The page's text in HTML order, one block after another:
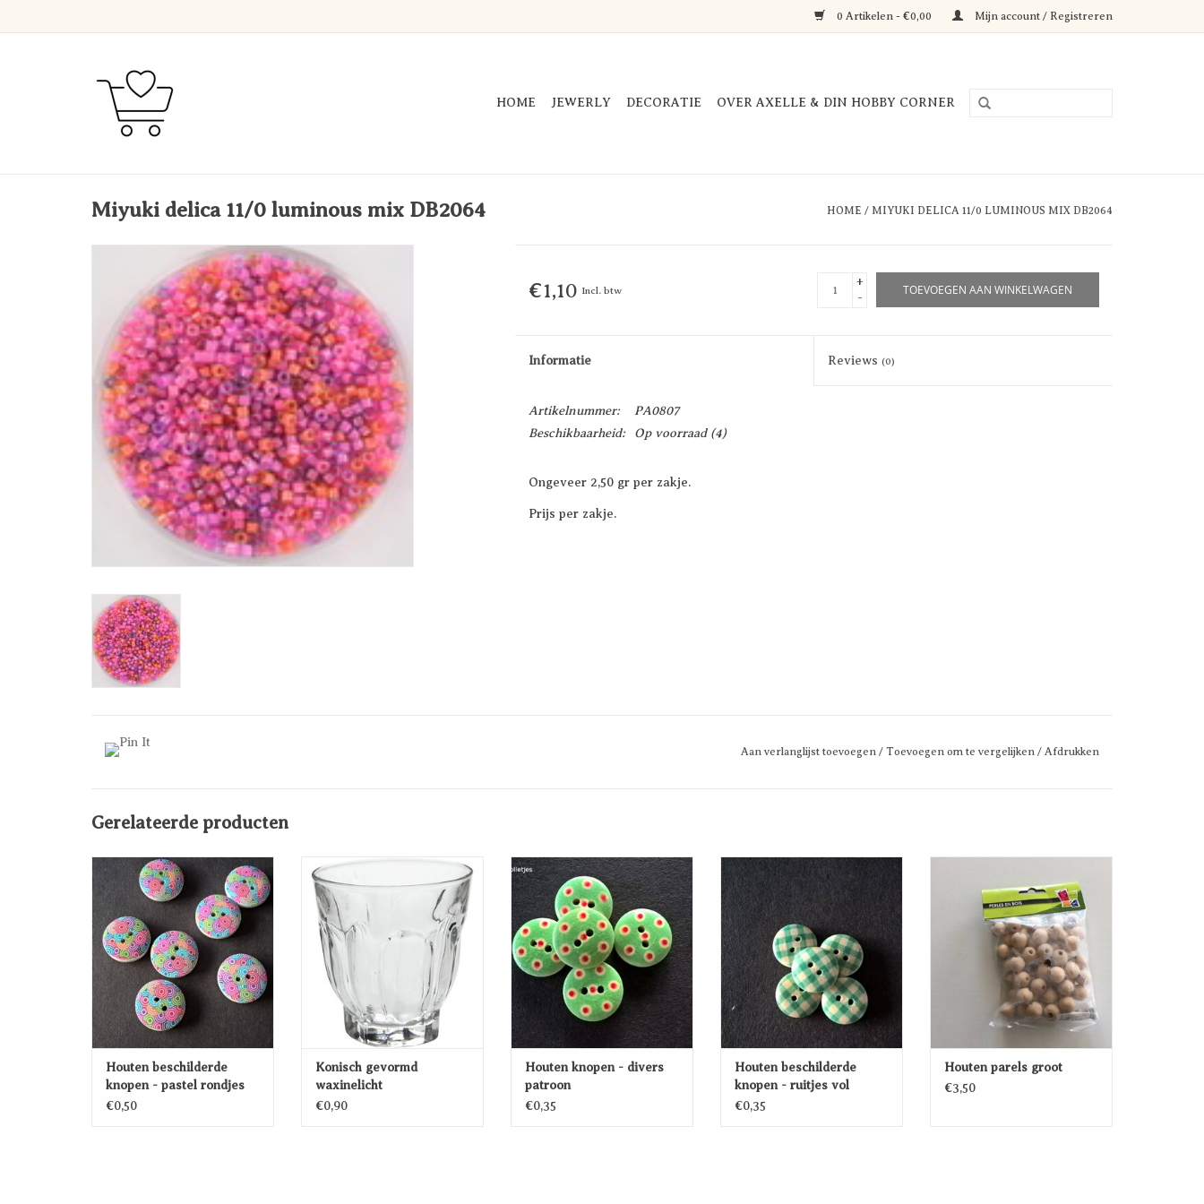
0 Artikelen - €0,00 Mijn account / Registreren
HOME JEWERLY DECORATIE OVER AXELLE & DIN HOBBY CORNER
Miyuki delica 11/0 luminous mix DB2064 HOME / MIYUKI DELICA 11/0 LUMINOUS MIX DB2064
€1,10 Incl. btw
+
-
TOEVOEGEN AAN WINKELWAGEN
Informatie Reviews(0)
Artikelnummer:
PA0807
Beschikbaarheid:
Op voorraad(4)
Ongeveer 2,50 gr per zakje.
Prijs per zakje.
Aan verlanglijst toevoegen / Toevoegen om te vergelijken / Afdrukken
Gerelateerde producten
Houten beschilderde knopen -
pastel rondjes
TOEVOEGEN AAN
WINKELWAGEN
Houten beschilderde
knopen - pastel rondjes
€0,50
Konisch gevormd waxinelicht
TOEVOEGEN AAN
WINKELWAGEN
Konisch gevormd
waxinelicht
€0,90
Houten knopen - divers patroon
TOEVOEGEN AAN
WINKELWAGEN
Houten knopen - divers
patroon
€0,35
Houten beschilderde knopen -
ruitjes vol patroon
TOEVOEGEN AAN
WINKELWAGEN
Houten beschilderde
knopen - ruitjes vol
patroon
€0,35
TOEVOEGEN AAN
WINKELWAGEN
Houten parels groot
€3,50